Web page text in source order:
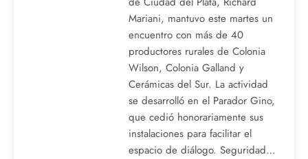
Mariani, mantuvo este martes un
encuentro con más de 40
productores rurales de Colonia
Wilson, Colonia Galland y
Cerámicas del Sur. La actividad
se desarrolló en el Parador Gino,
que cedió honorariamente sus
instalaciones para facilitar el
espacio de diálogo. Seguridad…